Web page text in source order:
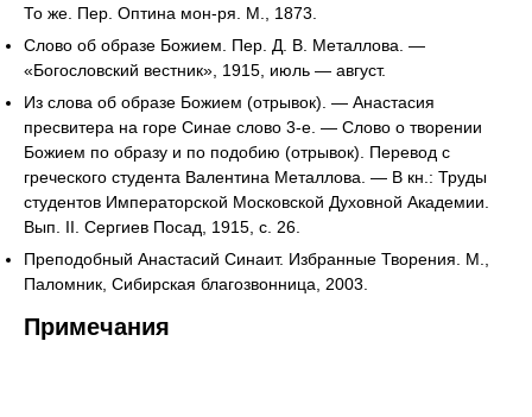
То же. Пер. Оптина мон-ря. М., 1873.
Слово об образе Божием. Пер. Д. В. Металлова. —
«Богословский вестник», 1915, июль — август.
Из слова об образе Божием (отрывок). — Анастасия
пресвитера на горе Синае слово 3-е. — Слово о творении
Божием по образу и по подобию (отрывок). Перевод с
греческого студента Валентина Металлова. — В кн.: Труды
студентов Императорской Московской Духовной Академии.
Вып. II. Сергиев Посад, 1915, с. 26.
Преподобный Анастасий Синаит. Избранные Творения. М.,
Паломник, Сибирская благозвонница, 2003.
Примечания